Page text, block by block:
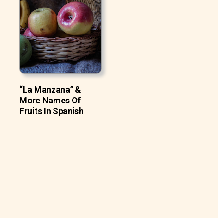
“La Manzana” &
More Names Of
Fruits In Spanish